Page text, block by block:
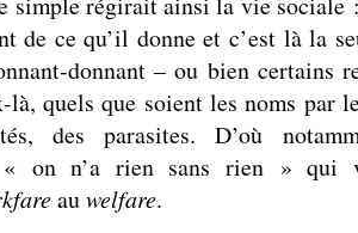
de ce qu’il donne et c’est là la
donnant – ou bien certains
là, quels que soient les noms par
des parasites. D’où
on n’a rien sans rien » qui
auwelfare.